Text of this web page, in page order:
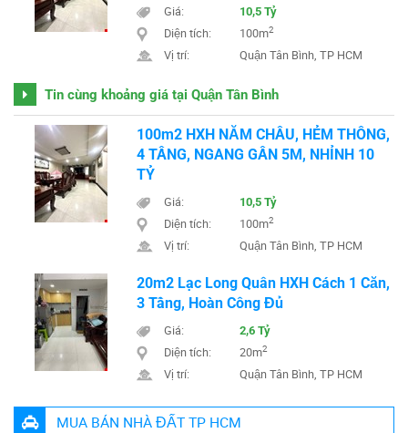
Giá: 10,5 Tỷ
Diện tích: 100m2
Vị trí: Quận Tân Bình, TP HCM
Tin cùng khoảng giá tại Quận Tân Bình
100m2 HXH NĂM CHÂU, HẺM THÔNG,
4 TẦNG, NGANG GẦN 5M, NHỈNH 10
TỶ
Giá: 10,5 Tỷ
Diện tích: 100m2
Vị trí: Quận Tân Bình, TP HCM
20m2 Lạc Long Quân HXH Cách 1 Căn,
3 Tầng, Hoàn Công Đủ
Giá: 2,6 Tỷ
Diện tích: 20m2
Vị trí: Quận Tân Bình, TP HCM
MUA BÁN NHÀ ĐẤT TP HCM